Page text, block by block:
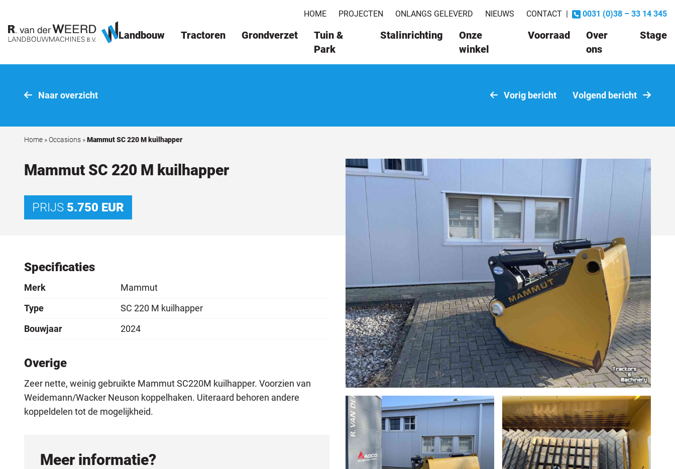
HOME PROJECTEN ONLANGS GELEVERD NIEUWS CONTACT | 0031 (0)38 – 33 14 345
Landbouw Tractoren Grondverzet
Tuin &
Park
Stalinrichting
Onze
winkel
Voorraad
Over
ons
Stage
Naar overzicht Vorig bericht Volgend bericht
Home »Occasions »Mammut SC 220 M kuilhapper
Mammut SC 220 M kuilhapper
PRIJS 5.750 EUR
Specificaties
Merk
Mammut
Type
SC 220 M kuilhapper
Bouwjaar
2024
Overige
Zeer nette, weinig gebruikte Mammut SC220M kuilhapper. Voorzien van
Weidemann/Wacker Neuson koppelhaken. Uiteraard behoren andere
koppeldelen tot de mogelijkheid.
Meer informatie?